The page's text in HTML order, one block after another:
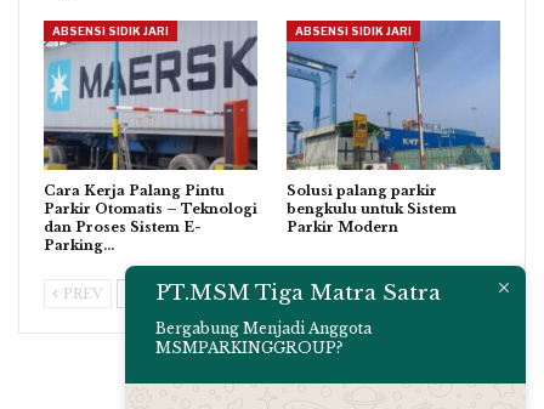
ABSENSI SIDIK JARI
Cara Kerja Palang Pintu
Parkir Otomatis – Teknologi
dan Proses Sistem E-
Parking…
ABSENSI SIDIK JARI
Solusi palang parkir
bengkulu untuk Sistem
Parkir Modern
PREV NEXTPT.MSM Tiga Matra Satra
Bergabung Menjadi Anggota
MSMPARKINGGROUP?